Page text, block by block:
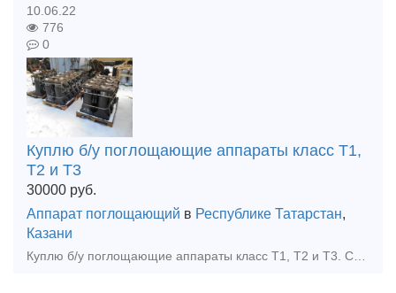
10.06.22
776
0
Куплю б/у поглощающие аппараты класс Т1,
Т2 и Т3
30000 руб.
Аппарат поглощающий в Республике Татарстан,
Казани
Куплю б/у поглощающие аппараты класс Т1, Т2 и Т3. Самовывоз ЦФО,Урал,Поволжье Тел. +79600368600 Эл. почта t.shulga@1520krts.ru